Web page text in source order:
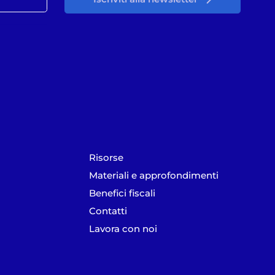
Risorse
Materiali e approfondimenti
Benefici fiscali
Contatti
Lavora con noi